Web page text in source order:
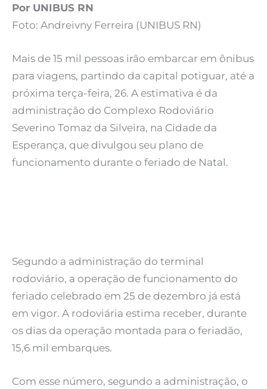
Por UNIBUS RN
Foto: Andreivny Ferreira (UNIBUS RN)
Mais de 15 mil pessoas irão embarcar em ônibus
para viagens, partindo da capital potiguar, até a
próxima terça-feira, 26. A estimativa é da
administração do Complexo Rodoviário
Severino Tomaz da Silveira, na Cidade da
Esperança, que divulgou seu plano de
funcionamento durante o feriado de Natal.
Segundo a administração do terminal
rodoviário, a operação de funcionamento do
feriado celebrado em 25 de dezembro já está
em vigor. A rodoviária estima receber, durante
os dias da operação montada para o feriadão,
15,6 mil embarques.
Com esse número, segundo a administração, o